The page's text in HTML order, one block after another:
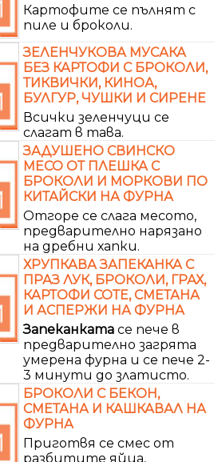
Картофите се пълнят с
пиле и броколи.
ЗЕЛЕНЧУКОВА МУСАКА
БЕЗ КАРТОФИ С БРОКОЛИ,
ТИКВИЧКИ, КИНОА,
БУЛГУР, ЧУШКИ И СИРЕНЕ
Всички зеленчуци се
слагат в тава.
ЗАДУШЕНО СВИНСКО
МЕСО ОТ ПЛЕШКА С
БРОКОЛИ И МОРКОВИ ПО
КИТАЙСКИ НА ФУРНА
Отгоре се слага месото,
предварително нарязано
на дребни хапки.
ХРУПКАВА ЗАПЕКАНКА С
ПРАЗ ЛУК, БРОКОЛИ, ГРАХ,
КАРТОФИ СОТЕ, СМЕТАНА
И АСПЕРЖИ НА ФУРНА
Запеканката се пече в
предварително загрята
умерена фурна и се пече 2-
3 минути до златисто.
БРОКОЛИ С БЕКОН,
СМЕТАНА И КАШКАВАЛ НА
ФУРНА
Приготвя се смес от
разбитите яйца,